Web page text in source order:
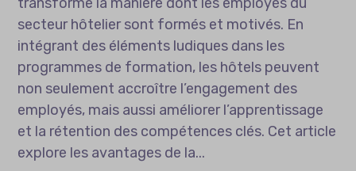
secteur hôtelier sont formés et motivés. En
intégrant des éléments ludiques dans les
programmes de formation, les hôtels peuvent
non seulement accroître l’engagement des
employés, mais aussi améliorer l’apprentissage
et la rétention des compétences clés. Cet article
explore les avantages de la...